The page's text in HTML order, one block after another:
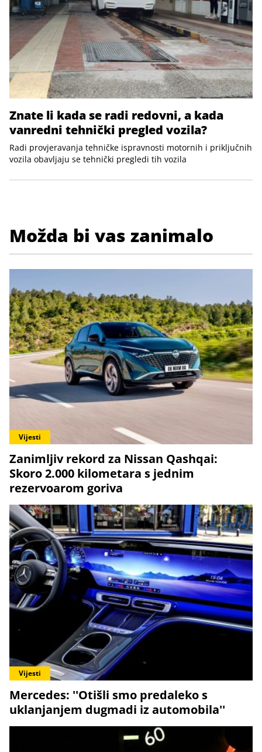
Znate li kada se radi redovni, a kada
vanredni tehnički pregled vozila?
Radi provjeravanja tehničke ispravnosti motornih i priključnih
vozila obavljaju se tehnički pregledi tih vozila
Možda bi vas zanimalo
Vijesti
Zanimljiv rekord za Nissan Qashqai:
Skoro 2.000 kilometara s jednim
rezervoarom goriva
Vijesti
Mercedes: ''Otišli smo predaleko s
uklanjanjem dugmadi iz automobila''